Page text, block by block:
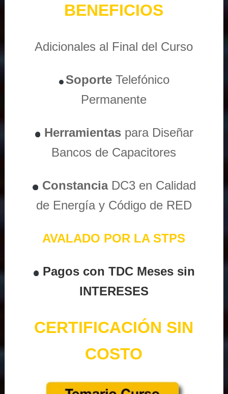
BENEFICIOS
Adicionales al Final del Curso
Soporte Telefónico
Permanente
Herramientas para Diseñar
Bancos de Capacitores
ConstanciaDC3 en Calidad
de Energía y Código de RED
AVALADO POR LA STPS
Pagos con TDC Meses sin
INTERESES
CERTIFICACIÓN SIN
COSTO